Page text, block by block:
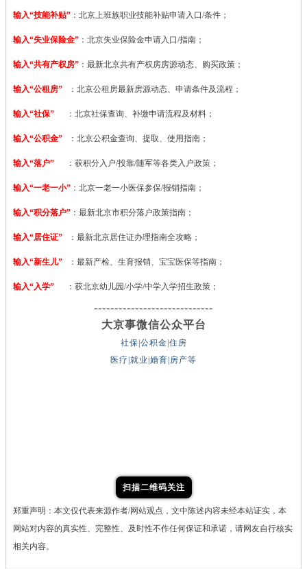
输入“技能补贴” ： 北京上班族职业技能补贴申请入口/条件；
输入“失业保险金” ：北京失业保险金申请入口/指南；
输入“共有产权房” ：最新北京共有产权房房源动态、购买政策；
输入“公租房” ：北京公租房最新房源动态、申请条件及流程；
输入“社保” ：北京社保查询、补缴申请流程及材料；
输入“公积金” ：北京公积金查询、提取、使用指南；
输入“落户” ：获积分入户/投靠/随军等各类入户政策；
输入“一老一小” ：北京一老一小医保参保/报销指南；
输入“积分落户” ：最新北京市积分落户政策指南；
输入“居住证” ：最新北京居住证办理指南全攻略；
输入“新生儿” ：最新产检、生育报销、宝宝医保等指南；
输入“入学” ：获北京幼儿园/小学/中学入学招生政策；
-----------------------------
大京事微信公众平台
社保|公积金|住房
医疗|就业|婚育|房产等
扫描二维码关注
郑重声明：本文仅代表来源作者/网站观点，文中陈述内容未经本站证实，本
网站对内容的真实性、完整性、及时性不作任何保证和承诺，请网友自行核实
相关内容。